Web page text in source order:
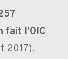
l’OIC
2017).